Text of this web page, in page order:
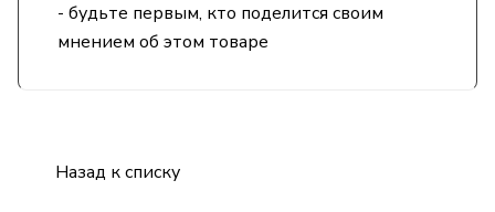
- будьте первым, кто поделится своим
мнением об этом товаре
Назад к списку